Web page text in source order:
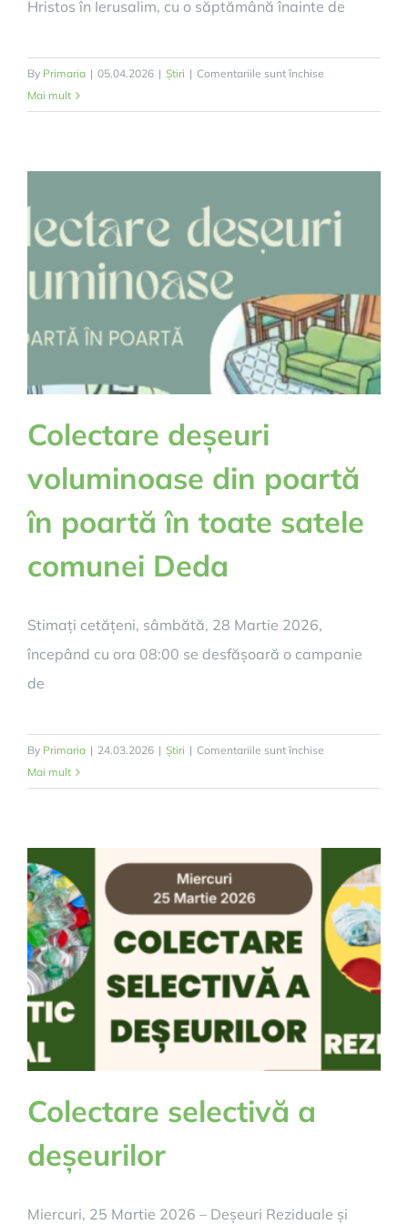
Hristos în Ierusalim, cu o săptămână înainte de
By Primaria | 05.04.2026 | Știri | Comentariile sunt închise
mulți
își
sărbătoresc
Mai mult
Colectare deșeuri
voluminoase din poartă
în poartă în toate satele
comunei Deda
Stimați cetățeni, sâmbătă, 28 Martie 2026,
începând cu ora 08:00 se desfășoară o campanie
de
By Primaria | 24.03.2026 | Știri | Comentariile sunt închise
deșeuri
poartă
în
toate
satele
comunei
Mai mult
Colectare selectivă a
deșeurilor
Miercuri, 25 Martie 2026 – Deșeuri Reziduale și